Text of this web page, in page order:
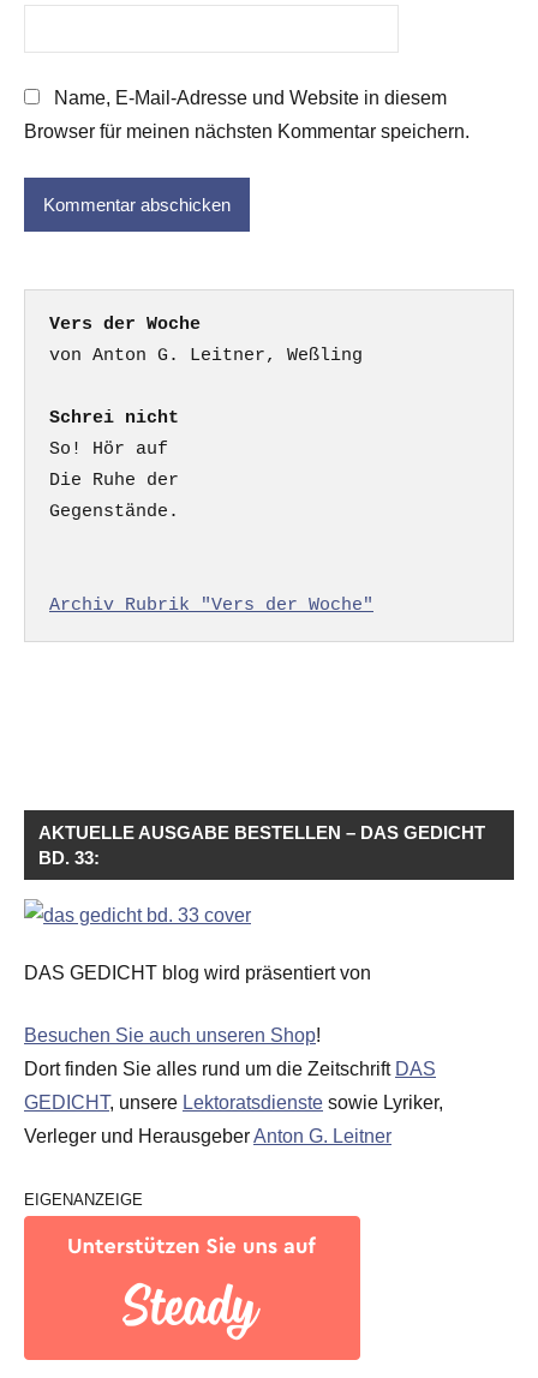
Name, E-Mail-Adresse und Website in diesem
Browser für meinen nächsten Kommentar speichern.
Vers der Woche
Schrei nicht
So! Hör auf
Die Ruhe der
Gegenstände.
Archiv Rubrik "Vers der Woche"
AKTUELLE AUSGABE BESTELLEN – DAS GEDICHT
BD. 33:
DAS GEDICHT blog wird präsentiert von
Besuchen Sie auch unseren Shop!
Dort finden Sie alles rund um die Zeitschrift DAS
GEDICHT, unsere Lektoratsdienste sowie Lyriker,
Verleger und HerausgeberAnton G. Leitner
EIGENANZEIGE